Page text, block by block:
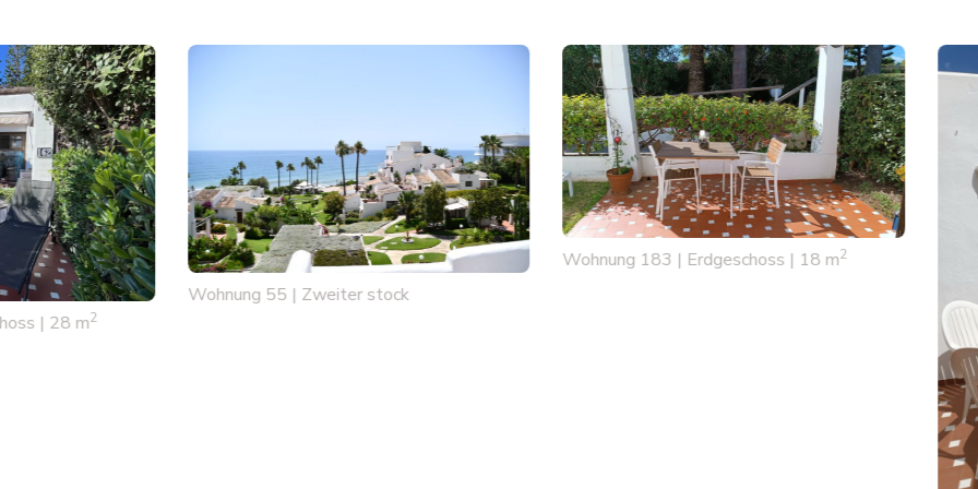
| 28 m2
Wohnung 55 | Zweiter stock
Wohnung 183 | Erdgeschoss | 18 m2